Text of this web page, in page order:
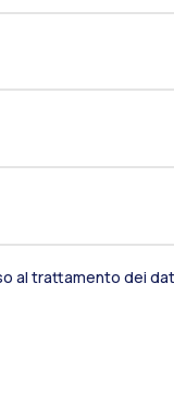
Risorse
al trattamento dei